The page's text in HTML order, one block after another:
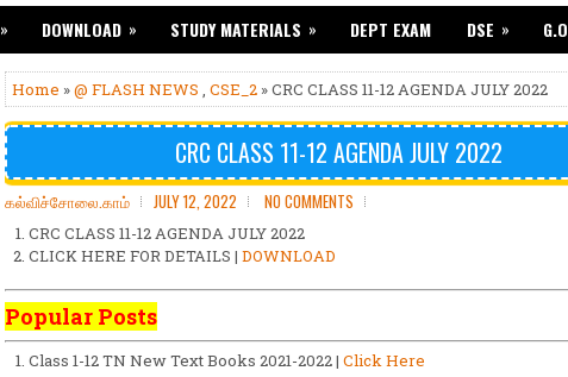
» DOWNLOAD » STUDY MATERIALS » DEPT EXAM DSE » G.O
Home »@ FLASH NEWS , CSE_2 » CRC CLASS 11-12 AGENDA JULY 2022
CRC CLASS 11-12 AGENDA JULY 2022
கல்விச்சோலை.காம் JULY 12, 2022 NO COMMENTS
CRC CLASS 11-12 AGENDA JULY 2022
CLICK HERE FOR DETAILS | DOWNLOAD
Popular Posts
Class 1-12 TN New Text Books 2021-2022 | Click Here